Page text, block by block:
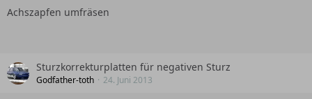
Achszapfen umfräsen
Sturzkorrekturplatten für negativen Sturz
Godfather-toth 24. Juni 2013